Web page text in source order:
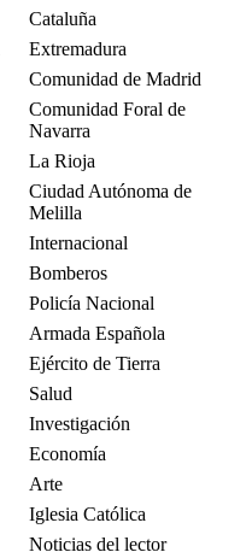
Cataluña
Extremadura
Comunidad de Madrid
Comunidad Foral de
Navarra
La Rioja
Ciudad Autónoma de
Melilla
Internacional
Bomberos
Policía Nacional
Armada Española
Ejército de Tierra
Salud
Investigación
Economía
Arte
Iglesia Católica
Noticias del lector